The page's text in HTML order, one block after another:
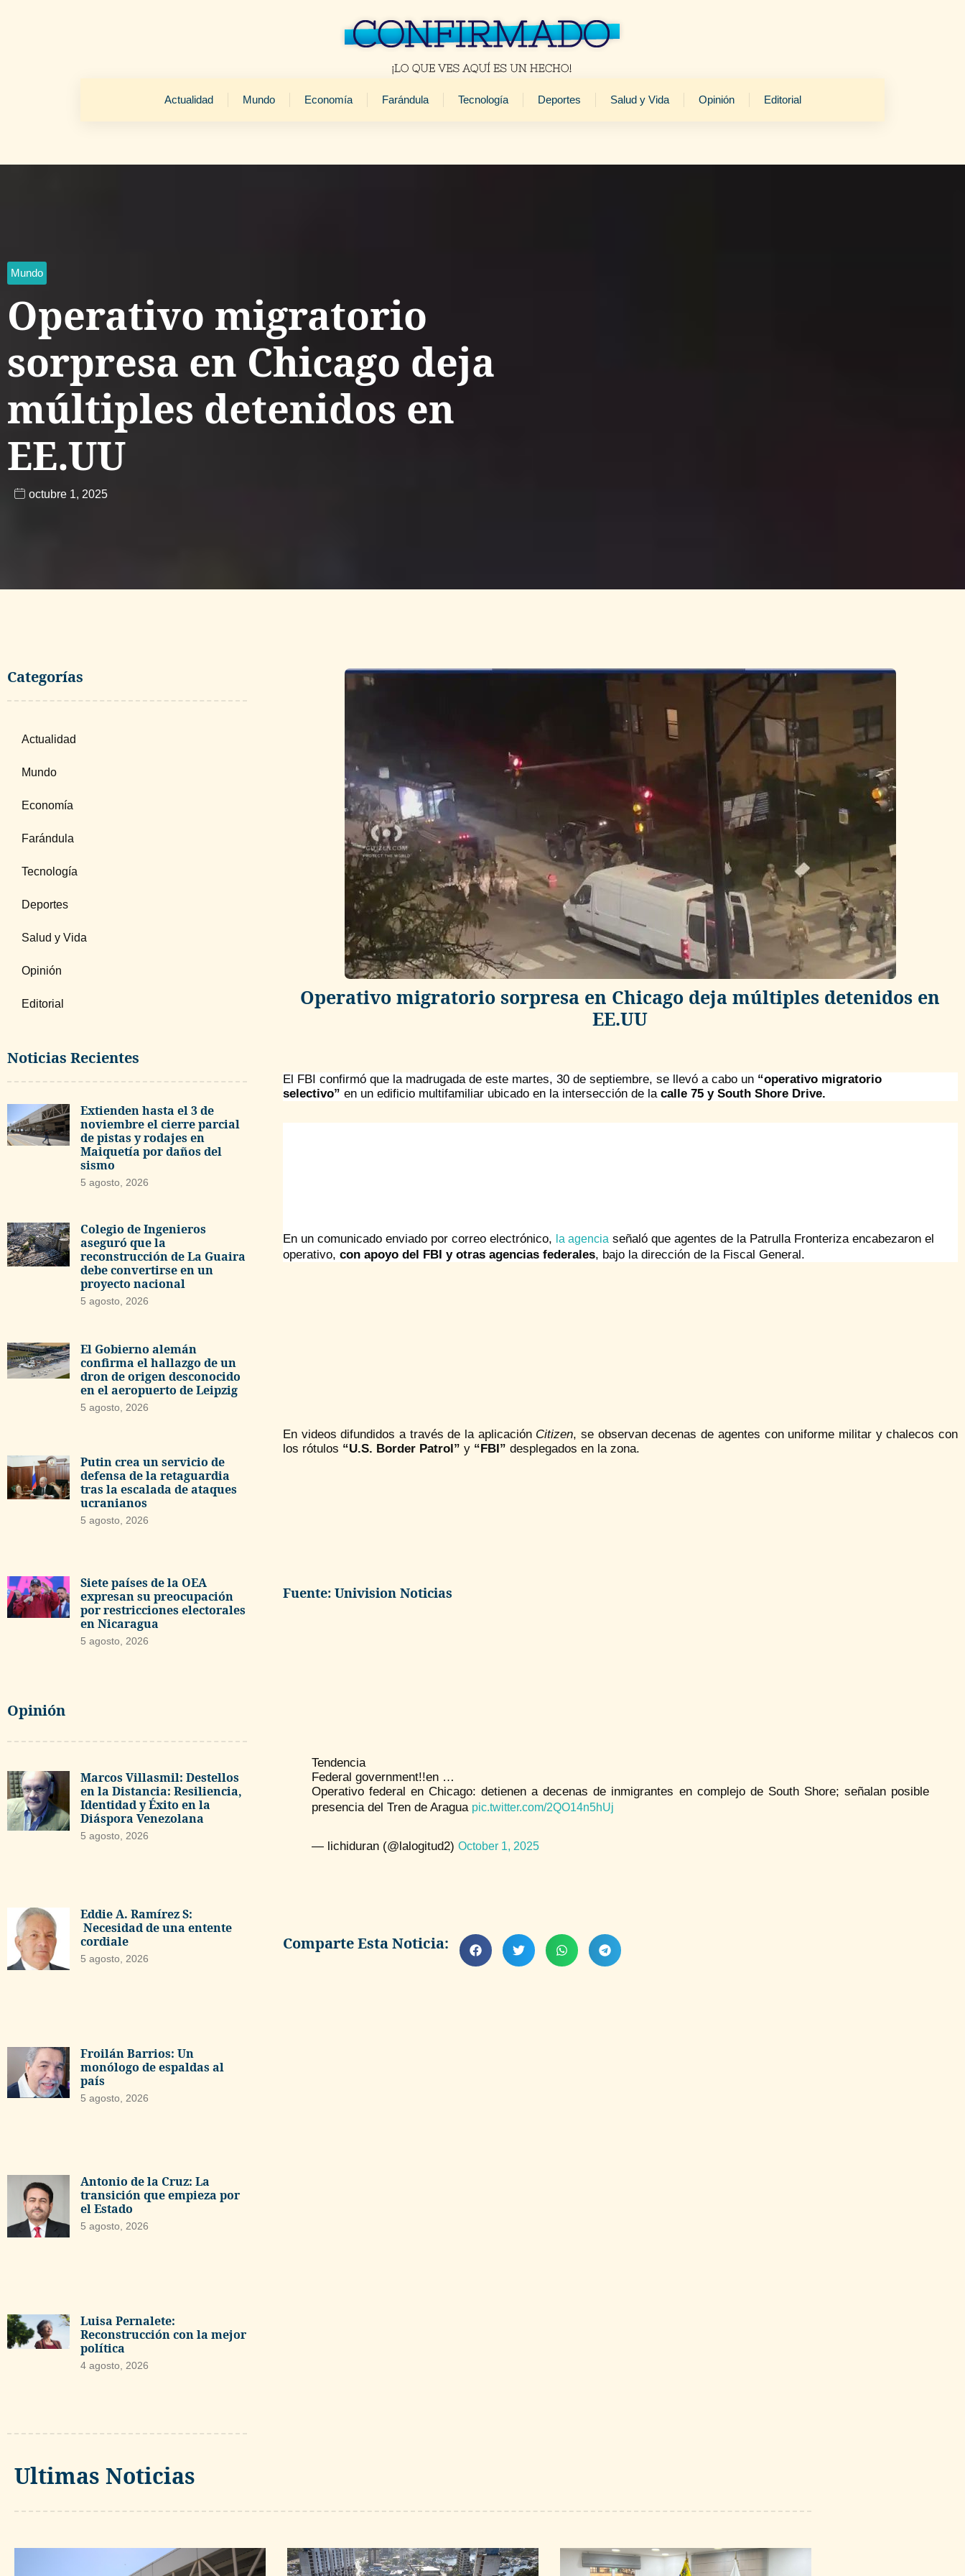
Actualidad Mundo Economía Farándula Tecnología Deportes Salud y Vida Opinión Editorial
Mundo
Operativo migratorio
sorpresa en Chicago deja
múltiples detenidos en
EE.UU
octubre 1, 2025
Categorías
Actualidad
Mundo
Economía
Farándula
Tecnología
Deportes
Salud y Vida
Opinión
Editorial
Noticias Recientes
Extienden hasta el 3 de
noviembre el cierre parcial
de pistas y rodajes en
Maiquetía por daños del
sismo
5 agosto, 2026
Colegio de Ingenieros
aseguró que la
reconstrucción de La Guaira
debe convertirse en un
proyecto nacional
5 agosto, 2026
El Gobierno alemán
confirma el hallazgo de un
dron de origen desconocido
en el aeropuerto de Leipzig
5 agosto, 2026
Putin crea un servicio de
defensa de la retaguardia
tras la escalada de ataques
ucranianos
5 agosto, 2026
Siete países de la OEA
expresan su preocupación
por restricciones electorales
en Nicaragua
5 agosto, 2026
Opinión
Marcos Villasmil: Destellos
en la Distancia: Resiliencia,
Identidad y Éxito en la
Diáspora Venezolana
5 agosto, 2026
Eddie A. Ramírez S:
Necesidad de una entente
cordiale
5 agosto, 2026
Froilán Barrios: Un
monólogo de espaldas al
país
5 agosto, 2026
Antonio de la Cruz: La
transición que empieza por
el Estado
5 agosto, 2026
Luisa Pernalete:
Reconstrucción con la mejor
política
4 agosto, 2026
Operativo migratorio sorpresa en Chicago deja múltiples detenidos en
EE.UU
El FBI confirmó que la madrugada de este martes, 30 de septiembre, se llevó a cabo un “operativo migratorio
selectivo” en un edificio multifamiliar ubicado en la intersección de la calle 75 y South Shore Drive.
En un comunicado enviado por correo electrónico, la agenciaseñaló que agentes de la Patrulla Fronteriza encabezaron el
operativo, con apoyo del FBI y otras agencias federales, bajo la dirección de la Fiscal General.
En videos difundidos a través de la aplicación Citizen, se observan decenas de agentes con uniforme militar y chalecos con
los rótulos “U.S. Border Patrol” y “FBI” desplegados en la zona.
Fuente: Univision Noticias
Tendencia
Federal government!!en …
Operativo federal en Chicago: detienen a decenas de inmigrantes en complejo de South Shore; señalan posible
presencia del Tren de Aragua pic.twitter.com/2QO14n5hUj
— lichiduran (@lalogitud2) October 1, 2025
Comparte Esta Noticia:
Ultimas Noticias